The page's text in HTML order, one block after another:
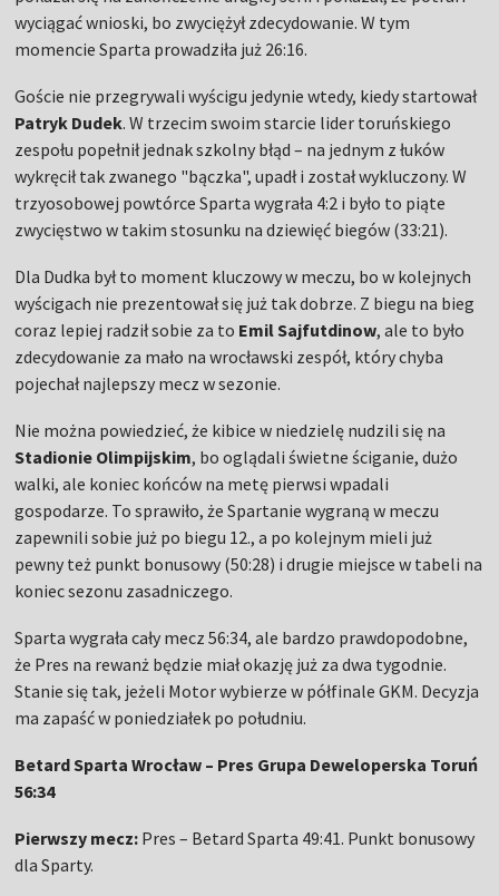
wyciągać wnioski, bo zwyciężył zdecydowanie. W tym
momencie Sparta prowadziła już 26:16.
Goście nie przegrywali wyścigu jedynie wtedy, kiedy startował
Patryk Dudek. W trzecim swoim starcie lider toruńskiego
zespołu popełnił jednak szkolny błąd – na jednym z łuków
wykręcił tak zwanego "bączka", upadł i został wykluczony. W
trzyosobowej powtórce Sparta wygrała 4:2 i było to piąte
zwycięstwo w takim stosunku na dziewięć biegów (33:21).
Dla Dudka był to moment kluczowy w meczu, bo w kolejnych
wyścigach nie prezentował się już tak dobrze. Z biegu na bieg
coraz lepiej radził sobie za to Emil Sajfutdinow, ale to było
zdecydowanie za mało na wrocławski zespół, który chyba
pojechał najlepszy mecz w sezonie.
Nie można powiedzieć, że kibice w niedzielę nudzili się na
Stadionie Olimpijskim, bo oglądali świetne ściganie, dużo
walki, ale koniec końców na metę pierwsi wpadali
gospodarze. To sprawiło, że Spartanie wygraną w meczu
zapewnili sobie już po biegu 12., a po kolejnym mieli już
pewny też punkt bonusowy (50:28) i drugie miejsce w tabeli na
koniec sezonu zasadniczego.
Sparta wygrała cały mecz 56:34, ale bardzo prawdopodobne,
że Pres na rewanż będzie miał okazję już za dwa tygodnie.
Stanie się tak, jeżeli Motor wybierze w półfinale GKM. Decyzja
ma zapaść w poniedziałek po południu.
Betard Sparta Wrocław – Pres Grupa Deweloperska Toruń
56:34
Pierwszy mecz: Pres – Betard Sparta 49:41. Punkt bonusowy
dla Sparty.